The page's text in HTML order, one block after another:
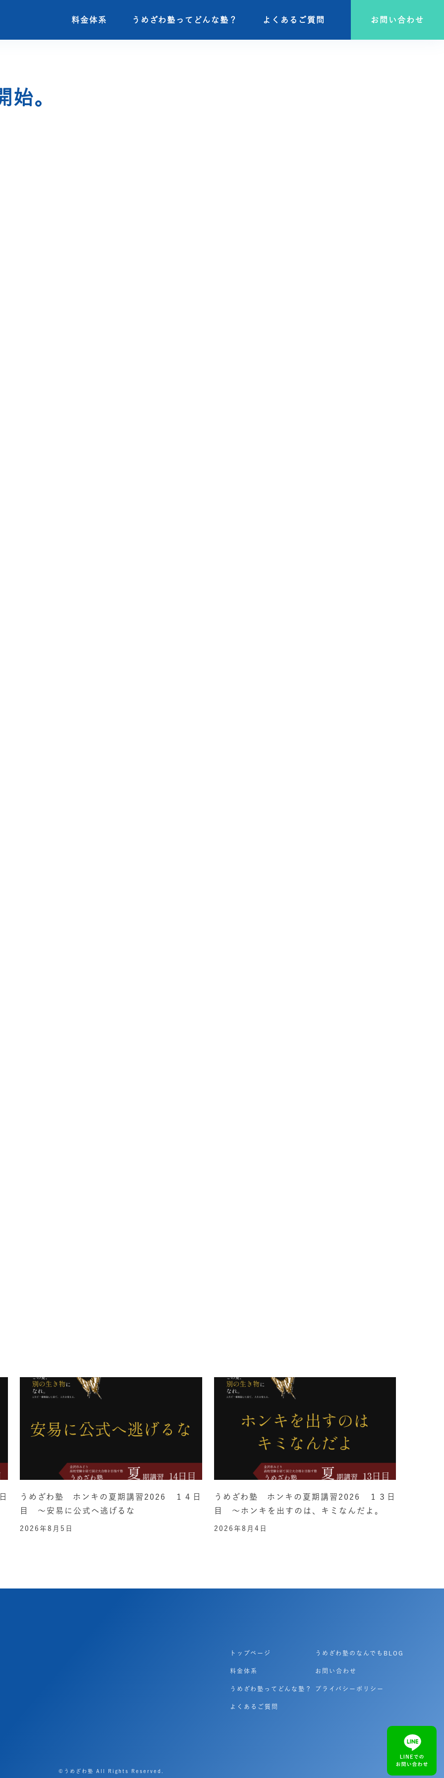
料金体系 うめざわ塾ってどんな塾？ よくあるご質問 お問い合わせ
料金体系 うめざわ塾ってどんな塾？ よくあるご質問 お問い合わせ
始。
うめざわ塾 ホンキの夏期講習2026 １４日
目 ～安易に公式へ逃げるな
2026年8月5日
うめざわ塾 ホンキの夏期講習2026 １３日
目 ～ホンキを出すのは、キミなんだよ。
2026年8月4日
トップページ
料金体系
うめざわ塾ってどんな塾？
よくあるご質問
うめざわ塾のなんでもBLOG
お問い合わせ
プライバシーポリシー
©うめざわ塾 All Rights Reserved.